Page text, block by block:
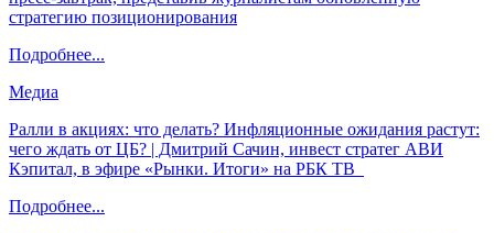
стратегию позиционирования
Подробнее...
Медиа
Ралли в акциях: что делать? Инфляционные ожидания растут:
чего ждать от ЦБ? | Дмитрий Сачин, инвест стратег АВИ
Кэпитал, в эфире «Рынки. Итоги» на РБК ТВ
Подробнее...